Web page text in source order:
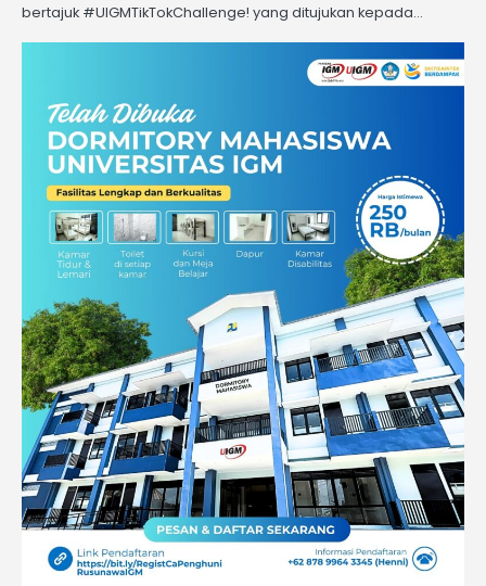
bertajuk #UIGMTikTokChallenge! yang ditujukan kepada…